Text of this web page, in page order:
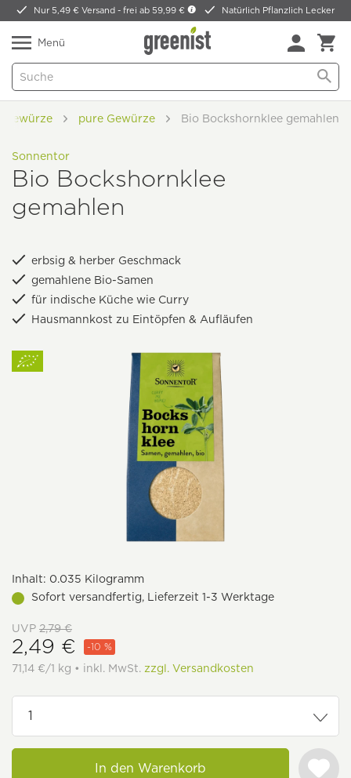
Nur 5,49 € Versand -frei ab 59,99 € Natürlich Pflanzlich Lecker
Menü
Gewürze pure Gewürze Bio Bockshornklee gemahlen
Sonnentor
Bio Bockshornklee
gemahlen
erbsig & herber Geschmack
gemahlene Bio-Samen
für indische Küche wie Curry
Hausmannkost zu Eintöpfen & Aufläufen
Inhalt: 0.035 Kilogramm
Sofort versandfertig, Lieferzeit 1-3 Werktage
UVP 2,79 €
2,49 € -10 %
71,14 €/1 kg • inkl. MwSt. zzgl. Versandkosten
In den Warenkorb